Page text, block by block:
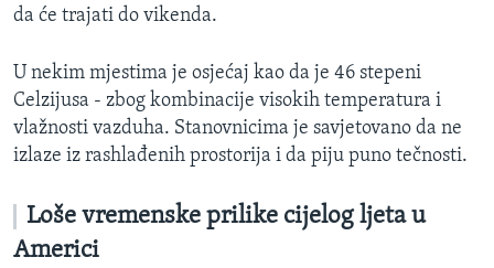
da će trajati do vikenda.
U nekim mjestima je osjećaj kao da je 46 stepeni
Celzijusa - zbog kombinacije visokih temperatura i
vlažnosti vazduha. Stanovnicima je savjetovano da ne
izlaze iz rashlađenih prostorija i da piju puno tečnosti.
Loše vremenske prilike cijelog ljeta u
Americi